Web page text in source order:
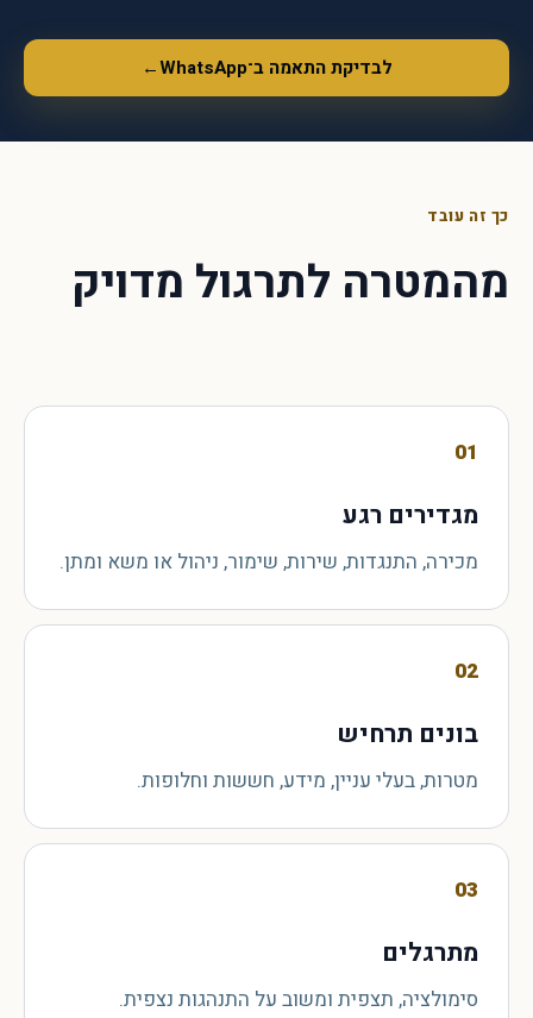
לבדיקת התאמה ב־WhatsApp ←
כך זה עובד
מהמטרה לתרגול מדויק
01
מגדירים רגע
מכירה, התנגדות, שירות, שימור, ניהול או משא ומתן.
02
בונים תרחיש
מטרות, בעלי עניין, מידע, חששות וחלופות.
03
מתרגלים
סימולציה, תצפית ומשוב על התנהגות נצפית.